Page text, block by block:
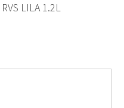
LILA 1.2L